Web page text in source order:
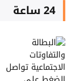
24 ساعة